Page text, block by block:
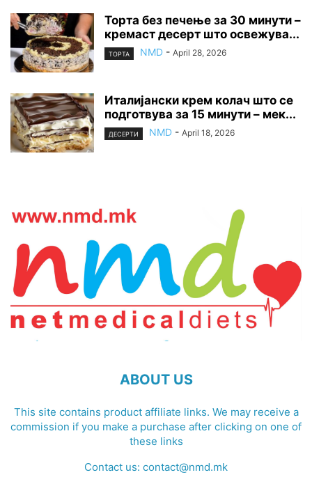
Торта без печење за 30 минути –
кремаст десерт што освежува...
ТОРТА NMD - April 28, 2026
Италијански крем колач што се
подготвува за 15 минути – мек...
ДЕСЕРТИ NMD - April 18, 2026
ABOUT US
This site contains product affiliate links. We may receive a
commission if you make a purchase after clicking on one of
these links
Contact us: contact@nmd.mk